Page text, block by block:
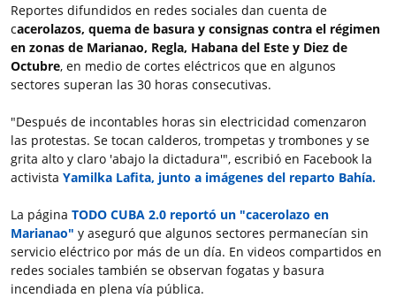
Reportes difundidos en redes sociales dan cuenta de
cacerolazos, quema de basura y consignas contra el régimen
en zonas de Marianao, Regla, Habana del Este y Diez de
Octubre, en medio de cortes eléctricos que en algunos
sectores superan las 30 horas consecutivas.
"Después de incontables horas sin electricidad comenzaron
las protestas. Se tocan calderos, trompetas y trombones y se
grita alto y claro 'abajo la dictadura'", escribió en Facebook la
activista Yamilka Lafita, junto a imágenes del reparto Bahía.
La página TODO CUBA 2.0 reportó un "cacerolazo en
Marianao" y aseguró que algunos sectores permanecían sin
servicio eléctrico por más de un día. En videos compartidos en
redes sociales también se observan fogatas y basura
incendiada en plena vía pública.